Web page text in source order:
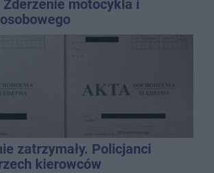
Zderzenie motocykla i
zatrzymały. Policjanci
kierowców